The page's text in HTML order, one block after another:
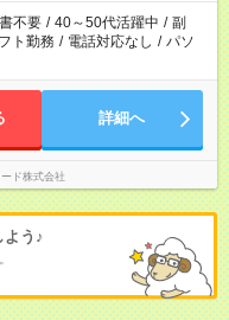
不要 / 40～50代活躍中 / 副
ト勤務 / 電話対応なし / パソ
詳細へ
ド株式会社
よう♪